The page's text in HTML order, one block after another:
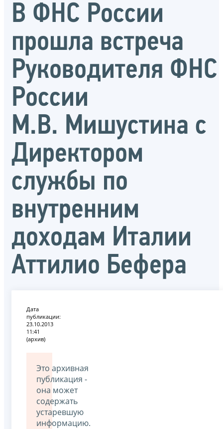
В ФНС России
прошла встреча
Руководителя ФНС
России
М.В. Мишустина с
Директором
службы по
внутренним
доходам Италии
Аттилио Бефера
Дата
публикации:
23.10.2013
11:41
(архив)
Это архивная
публикация -
она может
содержать
устаревшую
информацию.